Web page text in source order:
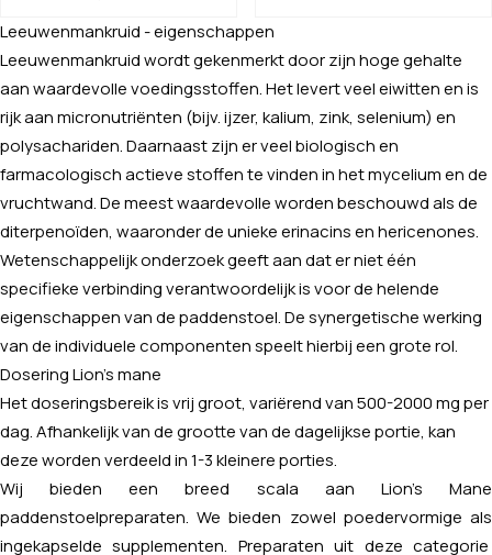
Leeuwenmankruid - eigenschappen
Leeuwenmankruid wordt gekenmerkt door zijn hoge gehalte
aan waardevolle voedingsstoffen. Het levert veel eiwitten en is
rijk aan micronutriënten (bijv. ijzer, kalium, zink, selenium) en
polysachariden. Daarnaast zijn er veel biologisch en
farmacologisch actieve stoffen te vinden in het mycelium en de
vruchtwand. De meest waardevolle worden beschouwd als de
diterpenoïden, waaronder de unieke erinacins en hericenones.
Wetenschappelijk onderzoek geeft aan dat er niet één
specifieke verbinding verantwoordelijk is voor de helende
eigenschappen van de paddenstoel. De synergetische werking
van de individuele componenten speelt hierbij een grote rol.
Dosering Lion's mane
Het doseringsbereik is vrij groot, variërend van 500-2000 mg per
dag. Afhankelijk van de grootte van de dagelijkse portie, kan
deze worden verdeeld in 1-3 kleinere porties.
Wij bieden een breed scala aan Lion's Mane
paddenstoelpreparaten. We bieden zowel poedervormige als
ingekapselde supplementen. Preparaten uit deze categorie